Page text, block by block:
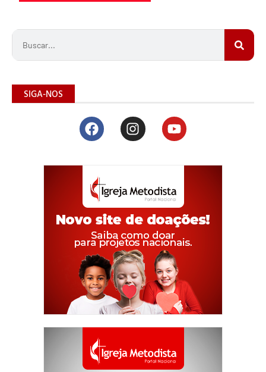
SIGA-NOS